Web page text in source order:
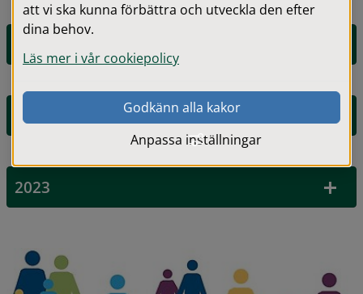
2024
2023
att vi ska kunna förbättra och utveckla den efter
dina behov.
Läs mer i vår cookiepolicy
Godkänn alla kakor
Anpassa inställningar